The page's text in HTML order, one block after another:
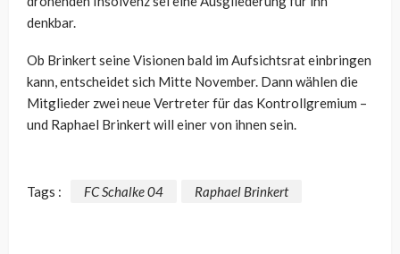
denkbar.
Ob Brinkert seine Visionen bald im Aufsichtsrat einbringen
kann, entscheidet sich Mitte November. Dann wählen die
Mitglieder zwei neue Vertreter für das Kontrollgremium –
und Raphael Brinkert will einer von ihnen sein.
Tags : FC Schalke 04 Raphael Brinkert